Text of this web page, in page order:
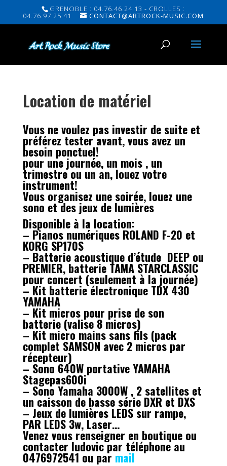
GRENOBLE : 04.76.46.24.13 - CROLLES :
04.76.97.25.41 CONTACT@ARTROCK-MUSIC.COM
Location de matériel
Vous ne voulez pas investir de suite et
préférez tester avant, vous avez un
besoin ponctuel!
pour une journée, un mois , un
trimestre ou un an, louez votre
instrument!
Vous organisez une soirée, louez une
sono et des jeux de lumières
Disponible à la location:
– Pianos numériques ROLAND F-20 et
KORG SP170S
– Batterie acoustique d’étude DEEP ou
PREMIER, batterie TAMA STARCLASSIC
pour concert (seulement à la journée)
– Kit batterie électronique TDX 430
YAMAHA
– Kit micros pour prise de son
batterie (valise 8 micros)
– Kit micro mains sans fils (pack
complet SAMSON avec 2 micros par
récepteur)
– Sono 640W portative YAMAHA
Stagepas600i
– Sono Yamaha 3000W , 2 satellites et
un caisson de basse série DXR et DXS
– Jeux de lumières LEDS sur rampe,
PAR LEDS 3w, Laser…
Venez vous renseigner en boutique ou
contacter ludovic par téléphone au
0476972541 ou par mail